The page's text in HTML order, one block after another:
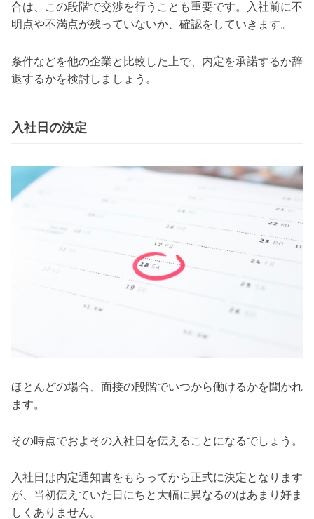
合は、この段階で交渉を行うことも重要です。入社前に不
明点や不満点が残っていないか、確認をしていきます。
条件などを他の企業と比較した上で、内定を承諾するか辞
退するかを検討しましょう。
入社日の決定
ほとんどの場合、面接の段階でいつから働けるかを聞かれ
ます。
その時点でおよその入社日を伝えることになるでしょう。
入社日は内定通知書をもらってから正式に決定となります
が、当初伝えていた日にちと大幅に異なるのはあまり好ま
しくありません。